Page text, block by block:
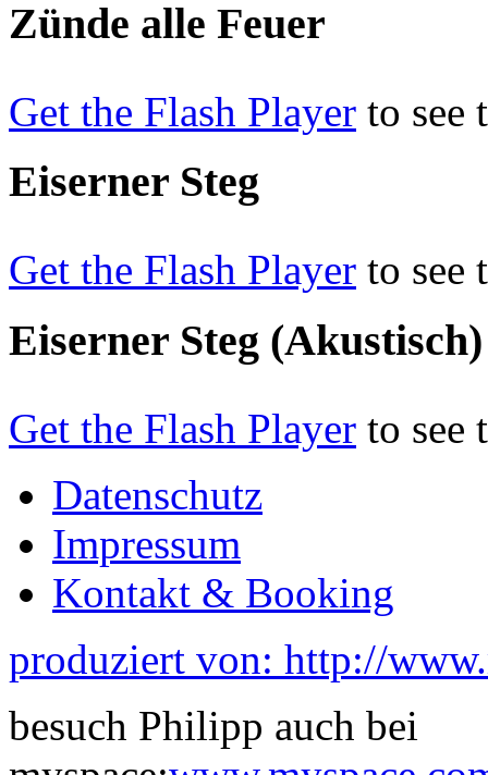
Zünde alle Feuer
Get the Flash Player to see
Eiserner Steg
Get the Flash Player to see
Eiserner Steg (Akustisch)
Get the Flash Player to see
Datenschutz
Impressum
Kontakt & Booking
produziert von: http://
besuch Philipp auch bei